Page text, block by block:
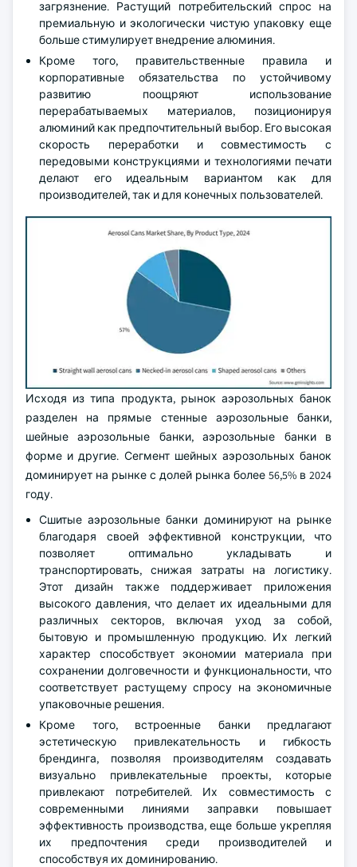
загрязнение. Растущий потребительский спрос на
премиальную и экологически чистую упаковку еще
больше стимулирует внедрение алюминия.
Кроме того, правительственные правила и
корпоративные обязательства по устойчивому
развитию поощряют использование
перерабатываемых материалов, позиционируя
алюминий как предпочтительный выбор. Его высокая
скорость переработки и совместимость с
передовыми конструкциями и технологиями печати
делают его идеальным вариантом как для
производителей, так и для конечных пользователей.
Исходя из типа продукта, рынок аэрозольных банок
разделен на прямые стенные аэрозольные банки,
шейные аэрозольные банки, аэрозольные банки в
форме и другие. Сегмент шейных аэрозольных банок
доминирует на рынке с долей рынка более 56,5% в 2024
году.
Сшитые аэрозольные банки доминируют на рынке
благодаря своей эффективной конструкции, что
позволяет оптимально укладывать и
транспортировать, снижая затраты на логистику.
Этот дизайн также поддерживает приложения
высокого давления, что делает их идеальными для
различных секторов, включая уход за собой,
бытовую и промышленную продукцию. Их легкий
характер способствует экономии материала при
сохранении долговечности и функциональности, что
соответствует растущему спросу на экономичные
упаковочные решения.
Кроме того, встроенные банки предлагают
эстетическую привлекательность и гибкость
брендинга, позволяя производителям создавать
визуально привлекательные проекты, которые
привлекают потребителей. Их совместимость с
современными линиями заправки повышает
эффективность производства, еще больше укрепляя
их предпочтения среди производителей и
способствуя их доминированию.